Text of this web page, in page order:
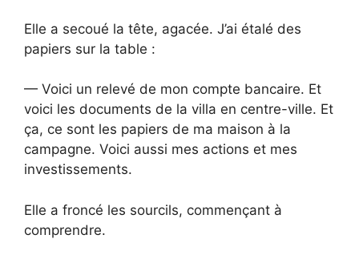
Elle a secoué la tête, agacée. J’ai étalé des
papiers sur la table :
— Voici un relevé de mon compte bancaire. Et
voici les documents de la villa en centre-ville. Et
ça, ce sont les papiers de ma maison à la
campagne. Voici aussi mes actions et mes
investissements.
Elle a froncé les sourcils, commençant à
comprendre.